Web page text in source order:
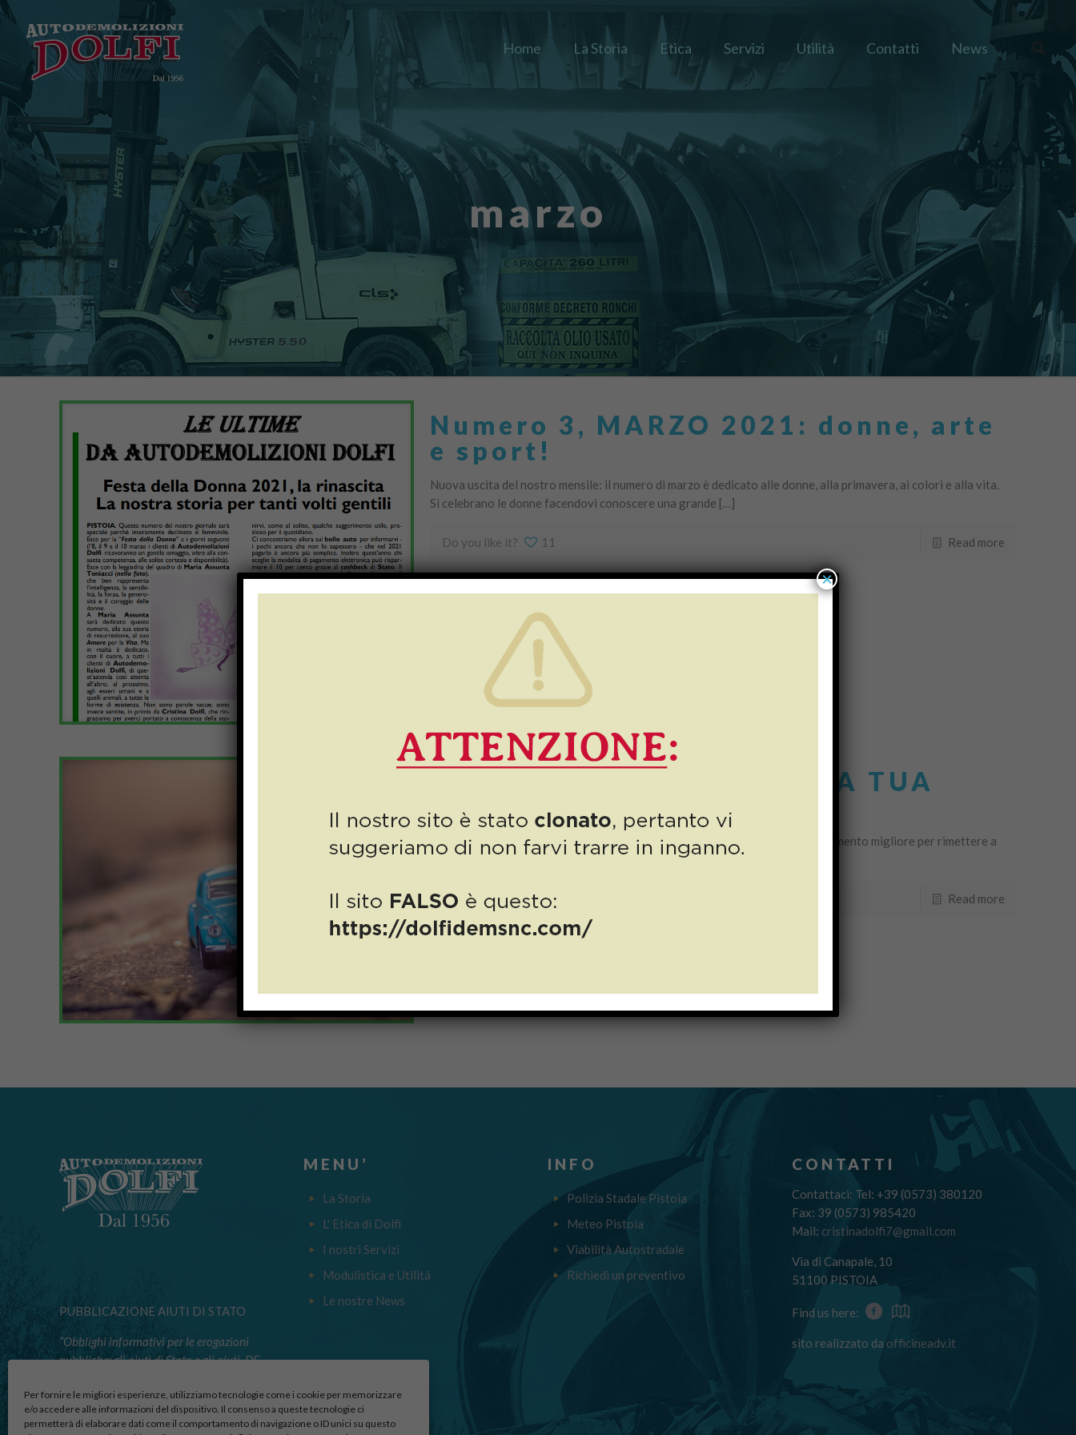
Per fornire le migliori esperienze, utilizziamo tecnologie come i cookie per memorizzare
e/o accedere alle informazioni del dispositivo. Il consenso a queste tecnologie ci
permetterà di elaborare dati come il comportamento di navigazione o ID unici su questo
Home La Storia Etica Servizi Utilità Contatti News
marzo
Numero 3, MARZO 2021: donne, arte
e sport!
Nuova uscita del nostro mensile: il numero di marzo è dedicato alle donne, alla primavera, ai colori e alla vita.
Si celebrano le donne facendovi conoscere una grande […]
Do you like it? 11 Read more
PRIMAVERA IN ARRIVO…LA TUA
AUTO È PRONTA?
Finalmente la primavera è in arrivo e tornano le belle giornate: è questo il momento migliore per rimettere a
Do you like it? 1 Read more
PUBBLICAZIONE AIUTI DI STATO
“Obblighi informativi per le erogazioni
pubbliche: gli aiuti di Stato e gli aiuti DE
nell’anno 2023 sono contenuti nel registro
nazionale degli aiuti di Stato di cui all’
MENU’
La Storia
L' Etica di Dolfi
I nostri Servizi
Modulistica e Utilità
Le nostre News
INFO
Polizia Stadale Pistoia
Meteo Pistoia
Viabilità Autostradale
Richiedi un preventivo
CONTATTI
Contattaci: Tel: +39 (0573) 380120
Fax: 39 (0573) 985420
Mail: cristinadolfi7@gmail.com
Via di Canapale, 10
51100 PISTOIA
Find us here:
sito realizzato da officineadv.it
×